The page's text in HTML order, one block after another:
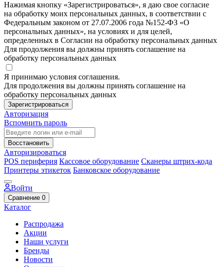
Нажимая кнопку «Зарегистрироваться», я даю свое согласие
на обработку моих персональных данных, в соответствии с
Федеральным законом от 27.07.2006 года №152-ФЗ «О
персональных данных», на условиях и для целей,
определенных в Согласии на обработку персональных данных
Для продолжения вы должны принять соглашение на
обработку персональных данных
Я принимаю условия соглашения.
Для продолжения вы должны принять соглашение на
обработку персональных данных
Зарегистрироваться
Авторизация
Вспомнить пароль
Восстановить
Авторизироваться
POS периферия Кассовое оборудование Сканеры штрих-кода
Принтеры этикеток Банковское оборудование
Войти
Сравнение 0
Каталог
Распродажа
Акции
Наши услуги
Бренды
Новости